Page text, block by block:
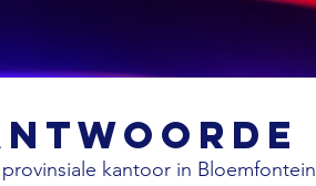
kantoor in Bloemfontein